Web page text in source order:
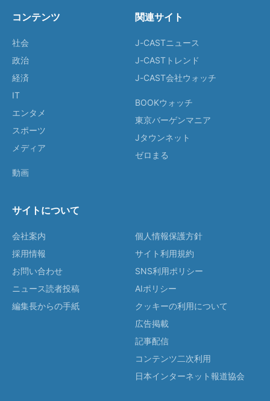
コンテンツ
社会
政治
経済
IT
エンタメ
スポーツ
メディア
動画
関連サイト
J-CASTニュース
J-CASTトレンド
J-CAST会社ウォッチ
BOOKウォッチ
東京バーゲンマニア
Jタウンネット
ゼロまる
サイトについて
会社案内
採用情報
お問い合わせ
ニュース読者投稿
編集長からの手紙
個人情報保護方針
サイト利用規約
SNS利用ポリシー
AIポリシー
クッキーの利用について
広告掲載
記事配信
コンテンツ二次利用
日本インターネット報道協会